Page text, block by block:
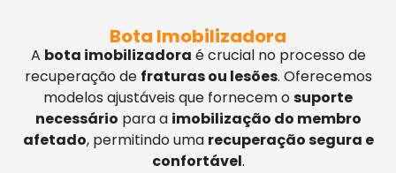
Bota Imobilizadora
A bota imobilizadora é crucial no processo de
recuperação de fraturas ou lesões. Oferecemos
modelos ajustáveis que fornecem osuporte
necessário para a imobilização do membro
afetado, permitindo uma recuperação segura e
confortável.